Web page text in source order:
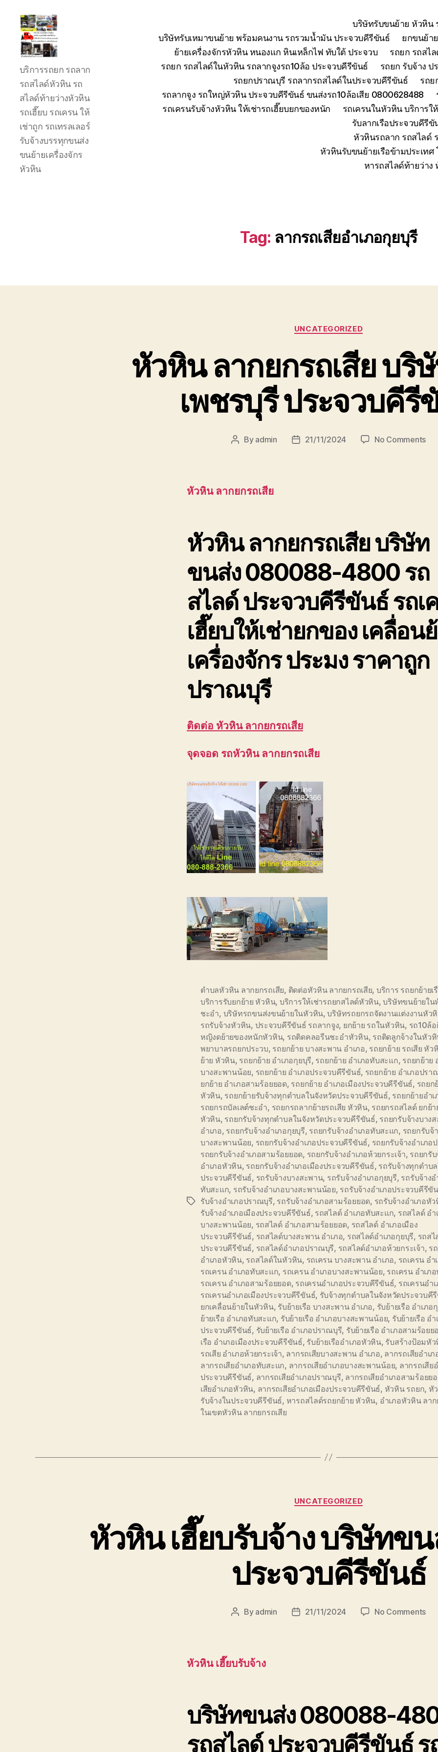
ลาก
รถ
สไลด์
เขต
หัวหิน
24
ชั่วโมง
ติดต่อ
โทร
บริการรถยก รถลาก
รถสไลด์หัวหิน รถ
สไลด์ท้ายว่างหัวหิน
รถเฮี๊ยบ รถเครน ให้
เช่าถูก รถเทรลเลอร์
รับจ้างบรรทุกขนส่ง
ขนย้ายเครื่องจักร
หัวหิน
บริษัทรับขนย้าย หัวหิน
บริษัทรับเหมาขนย้าย พร้อมคนงาน รถรวมน้ำมัน ประจวบคีรีขันธ์
ยกขนย้า
ย้ายเครื่องจักรหัวหิน หนองแก หินเหล็กไฟ ทับใต้ ประจวบ
รถยก รถสไ
รถยก รถสไลด์ในหัวหิน รถลากจูงรถ10ล้อ ประจวบคีรีขันธ์
รถยก รับจ้าง ป
รถยกปราณบุรี รถลากรถสไลด์ในประจวบคีรีขันธ์
รถย
รถลากจูง รถใหญ่หัวหิน ประจวบคีรีขันธ์ ขนส่งรถ10ล้อเสีย 0800628488
รถเครนรับจ้างหัวหิน ให้เช่ารถเฮี๊ยบยกของหนัก
รถเครนในหัวหิน บริการ
รับลากเรือประจวบคีรี
หัวหินรถลาก รถสไลด์
หัวหินรับขนย้ายเรือข้ามประเท
หารถสไลด์ท้ายว่า
Tag: ลากรถเสียอำเภอกุยบุรี
Categories
UNCATEGORIZED
หัวหิน ลากยกรถเสีย บริ
เพชรบุรี ประจวบคีรี
Post
By admin
Post21/11/2024 No Commentson
ปร
หัวหิน ลากยกรถเสีย
หัวหิน ลากยกรถเสียบริษัท
ขนส่ง 080088-4800 รถ
สไลด์ ประจวบคีรีขันธ์ รถเ
เฮี๊ยบให้เช่ายกของ เคลื่อน
เครื่องจักร ประมง ราคาถูก
ปราณบุรี
ติดต่อ หัวหิน ลากยกรถเสีย
จุดจอด รถหัวหิน ลากยกรถเสีย
Tags
ตำบลหัวหิน ลากยกรถเสีย, ติดต่อหัวหิน ลากยกรถเสีย, บริการ รถยกย้าย
บริการรับยกย้าย หัวหิน, บริการให้เช่ารถยกสไลด์หัวหิน,บริษัทขนย้ายใน
ชะอำ, บริษัทรถขนส่งขนย้ายในหัวหิน,บริษัทรถยกรถจัดงานแต่งงานหัว
รถรับจ้างหัวหิน, ประจวบคีรีขันธ์ รถลากจูง, ยกย้าย รถในหัวหิน, รถ10ล้
หญิงดย้ายของหนักหัวหิน, รถติดคลอรีนชะอำหัวหิน, รถติดลูกจ้างในหัว
พยาบาลรถยกประวบ, รถยกย้าย บางสะพาน อำเภอ, รถยกย้าย รถเสีย หัว
ย้าย หัวหิน, รถยกย้าย อำเภอกุยบุรี, รถยกย้าย อำเภอทับสะแก, รถยกย้าย
บางสะพานน้อย, รถยกย้าย อำเภอประจวบคีรีขันธ์, รถยกย้าย อำเภอปรา
ยกย้าย อำเภอสามร้อยยอด, รถยกย้าย อำเภอเมืองประจวบคีรีขันธ์, รถยก
หัวหิน, รถยกย้ายรับจ้างทุกตำบลในจังหวัดประจวบคีรีขันธ์, รถยกย้ายอำ
รถยกรถบัลเลต์ชะอำ, รถยกรถลากย้ายรถเสีย หัวหิน, รถยกรถสไลด์ ยกย้า
หัวหิน, รถยกรับจ้างทุกตำบลในจังหวัดประจวบคีรีขันธ์, รถยกรับจ้างบาง
อำเภอ, รถยกรับจ้างอำเภอกุยบุรี, รถยกรับจ้างอำเภอทับสะแก, รถยกรับจ้
บางสะพานน้อย, รถยกรับจ้างอำเภอประจวบคีรีขันธ์, รถยกรับจ้างอำเภอ
รถยกรับจ้างอำเภอสามร้อยยอด, รถยกรับจ้างอำเภอห้วยกระเจ้า, รถยกรับ
อำเภอหัวหิน, รถยกรับจ้างอำเภอเมืองประจวบคีรีขันธ์, รถรับจ้างทุกตำบ
ประจวบคีรีขันธ์, รถรับจ้างบางสะพาน, รถรับจ้างอำเภอกุยบุรี, รถรับจ้างอ
ทับสะแก, รถรับจ้างอำเภอบางสะพานน้อย, รถรับจ้างอำเภอประจวบคีรีขั
รับจ้างอำเภอปราณบุรี, รถรับจ้างอำเภอสามร้อยยอด, รถรับจ้างอำเภอหั
รับจ้างอำเภอเมืองประจวบคีรีขันธ์, รถสไลด์ อำเภอทับสะแก, รถสไลด์ อำ
บางสะพานน้อย, รถสไลด์ อำเภอสามร้อยยอด, รถสไลด์ อำเภอเมือง
ประจวบคีรีขันธ์, รถสไลด์บางสะพาน อำเภอ, รถสไลด์อำเภอกุยบุรี, รถสไ
ประจวบคีรีขันธ์, รถสไลด์อำเภอปราณบุรี, รถสไลด์อำเภอห้วยกระเจ้า, ร
อำเภอหัวหิน, รถสไลด์ในหัวหิน, รถเครน บางสะพาน อำเภอ, รถเครน อำ
รถเครน อำเภอทับสะแก, รถเครน อำเภอบางสะพานน้อย, รถเครน อำเภ
รถเครน อำเภอสามร้อยยอด, รถเครนอำเภอประจวบคีรีขันธ์, รถเครนอำ
รถเครนอำเภอเมืองประจวบคีรีขันธ์, รับจ้างทุกตำบลในจังหวัดประจวบคี
ยกเคลื่อนย้ายในหัวหิน, รับย้ายเรือ บางสะพาน อำเภอ, รับย้ายเรือ อำเภอ
ย้ายเรือ อำเภอทับสะแก, รับย้ายเรือ อำเภอบางสะพานน้อย, รับย้ายเรือ อำ
ประจวบคีรีขันธ์, รับย้ายเรือ อำเภอปราณบุรี, รับย้ายเรือ อำเภอสามร้อยย
เรือ อำเภอเมืองประจวบคีรีขันธ์, รับย้ายเรืออำเภอหัวหิน, รับสร้างป้อมหั
รถเสีย อำเภอห้วยกระเจ้า, ลากรถเสียบางสะพาน อำเภอ, ลากรถเสียอำเ
ลากรถเสียอำเภอทับสะแก, ลากรถเสียอำเภอบางสะพานน้อย, ลากรถเสีย
ประจวบคีรีขันธ์, ลากรถเสียอำเภอปราณบุรี, ลากรถเสียอำเภอสามร้อยย
เสียอำเภอหัวหิน, ลากรถเสียอำเภอเมืองประจวบคีรีขันธ์, หัวหิน รถยก, หั
รับจ้างในประจวบคีรีขันธ์, หารถสไลด์รถยกย้าย หัวหิน, อำเภอหัวหิน ลาก
ในเขตหัวหิน ลากยกรถเสีย
Categories
UNCATEGORIZED
หัวหิน เฮี๊ยบรับจ้าง บริษัทขน
ประจวบคีรีขันธ์
Post
By admin
Post21/11/2024 No Commentson
ปร
หัวหิน เฮี๊ยบรับจ้าง
บริษัทขนส่ง 080088-
รถสไลด์ ประจวบคีรีขันธ์ ร